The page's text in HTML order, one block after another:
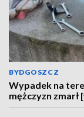
BYDGOSZCZ
Wypadek na
mężczyzn zmarł